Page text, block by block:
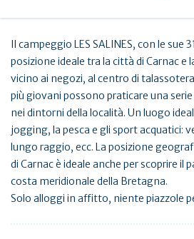
Il campeggio LES SALINES, con le sue
posizione ideale tra la città di Carnac e
vicino ai negozi, al centro di
più giovani possono praticare una
nei dintorni della località. Un luogo
jogging, la pesca e gli sport acquatici:
lungo raggio, ecc. La posizione
di Carnac è ideale anche per scoprire il
costa meridionale della Bretagna.
Solo alloggi in affitto, niente piazzole